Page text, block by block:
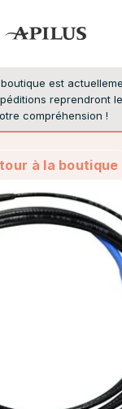
est
reprendront le
compréhension !
à la boutique